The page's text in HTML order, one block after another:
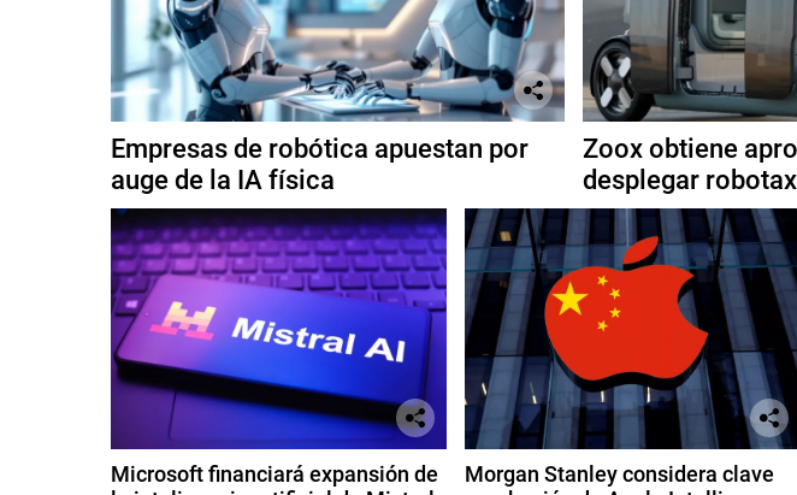
Empresas de robótica apuestan por
auge de la IA física
Zoox obtiene
desplegar
Microsoft financiará expansión de
Morgan Stanley considera clave